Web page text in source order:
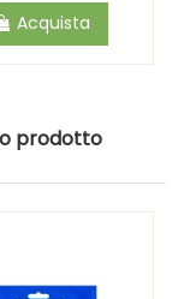
Acquista
prodotto